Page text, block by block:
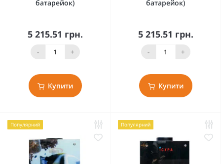
батарейок)
5 215.51 грн.
- +
Купити
батарейок)
5 215.51 грн.
- +
Купити
Популярний Популярний